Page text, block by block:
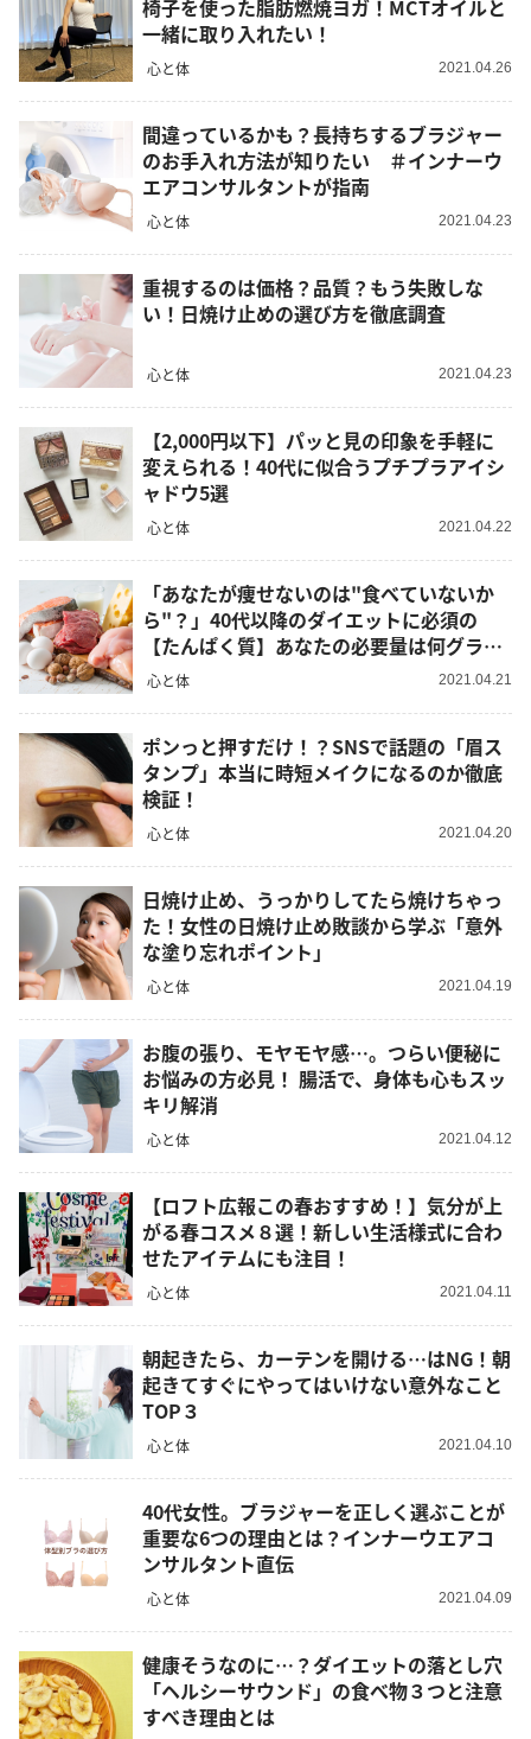
椅子を使った脂肪燃焼ヨガ！MCTオイルと
一緒に取り入れたい！
心と体 2021.04.26
間違っているかも？長持ちするブラジャー
のお手入れ方法が知りたい ＃インナーウ
エアコンサルタントが指南
心と体 2021.04.23
重視するのは価格？品質？もう失敗しな
い！日焼け止めの選び方を徹底調査
心と体 2021.04.23
【2,000円以下】パッと見の印象を手軽に
変えられる！40代に似合うプチプラアイシ
ャドウ5選
心と体 2021.04.22
「あなたが痩せないのは"食べていないか
ら"？」40代以降のダイエットに必須の
【たんぱく質】あなたの必要量は何グラ
ム？
心と体 2021.04.21
ポンっと押すだけ！？SNSで話題の「眉ス
タンプ」本当に時短メイクになるのか徹底
検証！
心と体 2021.04.20
日焼け止め、うっかりしてたら焼けちゃっ
た！女性の日焼け止め敗談から学ぶ「意外
な塗り忘れポイント」
心と体 2021.04.19
お腹の張り、モヤモヤ感…。つらい便秘に
お悩みの方必見！ 腸活で、身体も心もスッ
キリ解消
心と体 2021.04.12
【ロフト広報この春おすすめ！】気分が上
がる春コスメ８選！新しい生活様式に合わ
せたアイテムにも注目！
心と体 2021.04.11
朝起きたら、カーテンを開ける…はNG！朝
起きてすぐにやってはいけない意外なこと
TOP３
心と体 2021.04.10
40代女性。ブラジャーを正しく選ぶことが
重要な6つの理由とは？インナーウエアコ
ンサルタント直伝
心と体 2021.04.09
健康そうなのに…？ダイエットの落とし穴
「ヘルシーサウンド」の食べ物３つと注意
すべき理由とは